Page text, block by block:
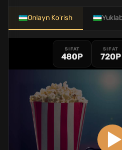
Onlayn Ko'rish
SIFAT
480P
SIFAT
720P